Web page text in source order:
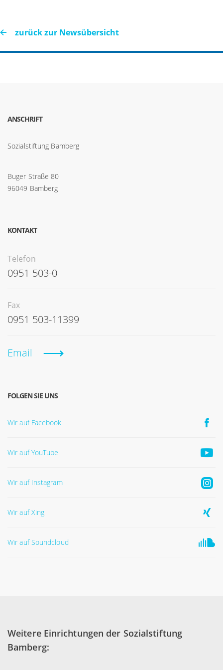
zurück zur Newsübersicht
ANSCHRIFT
Sozialstiftung Bamberg
Buger Straße 80
96049 Bamberg
KONTAKT
Telefon
0951 503-0
Fax
0951 503-11399
Email
FOLGEN SIE UNS
Wir auf Facebook
Wir auf YouTube
Wir auf Instagram
Wir auf Xing
Wir auf Soundcloud
Weitere Einrichtungen der Sozialstiftung
Bamberg: